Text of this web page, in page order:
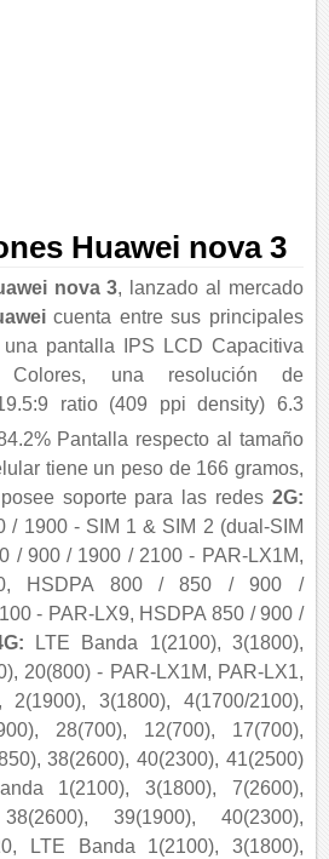
Huawei nova 3
nova 3, lanzado al mercado
cuenta entre sus principales
pantalla IPS LCD Capacitiva
Colores, una resolución de
ratio (409 ppi density) 6.3
Pantalla respecto al tamaño
tiene un peso de 166 gramos,
soporte para las redes 2G:
/ 1900 - SIM 1 & SIM 2 (dual-SIM
/ 900 / 1900 / 2100 - PAR-LX1M,
HSDPA 800 / 850 / 900 /
- PAR-LX9, HSDPA 850 / 900 /
LTE Banda 1(2100), 3(1800),
20(800) - PAR-LX1M, PAR-LX1,
2(1900), 3(1800), 4(1700/2100),
28(700), 12(700), 17(700),
38(2600), 40(2300), 41(2500)
1(2100), 3(1800), 7(2600),
39(1900), 40(2300),
LTE Banda 1(2100), 3(1800),